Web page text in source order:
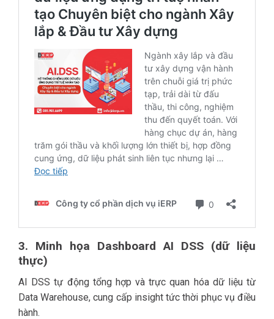
3. Minh họa Dashboard AI DSS (dữ liệu
thực)
AI DSS tự động tổng hợp và trực quan hóa dữ liệu từ
Data Warehouse, cung cấp insight tức thời phục vụ điều
hành.